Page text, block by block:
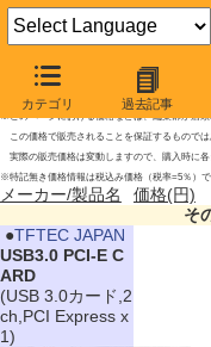
カテゴリ 過去記事
そのほかの拡張カー
※このページにおける価格などは、編集部が店
この価格で販売されることを保証するものでは
実際の販売価格は変動しますので、購入時に各
※特記無き価格情報は税込み価格（税率=5％）で
メーカー/製品名 価格(円)
そ
●TFTEC JAPAN
USB3.0 PCI-E C
ARD
(USB 3.0カード,2
ch,PCI Express x
1)